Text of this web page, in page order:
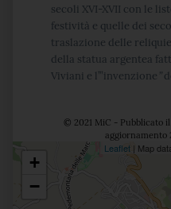
secoli XVI-XVII con le
festività e quelle dei
traslazione delle
della statua argentea
Viviani e l’”invenzione ”
© 2021 MiC - Pubblicato
aggiornamento
Posizione
+
−
Leaflet | Map